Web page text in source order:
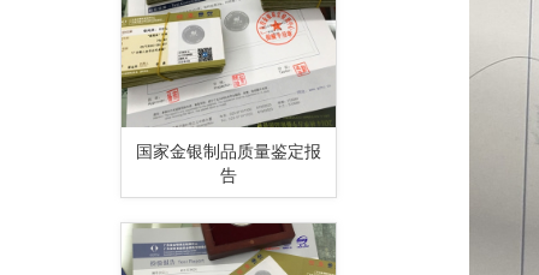
国家金银制品质量鉴定报
告